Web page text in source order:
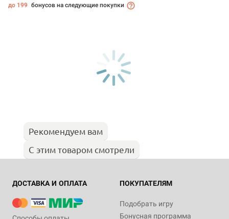
до 199 бонусов на следующие покупки
Рекомендуем вам
С этим товаром смотрели
ДОСТАВКА И ОПЛАТА ПОКУПАТЕЛЯМ
Подобрать игру
Бонусная программа